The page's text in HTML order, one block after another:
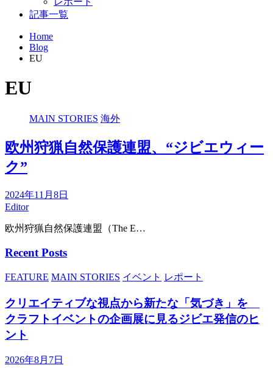
記事一覧
Home
Blog
EU
EU
MAIN STORIES 海外
欧州狩猟自然保護連盟、“ジビエウィー
ク”
2024年11月8日
Editor
欧州狩猟自然保護連盟（The E…
Recent Posts
FEATURE MAIN STORIES イベント レポート
クリエイティブな視点から新たな「気づき」を
クラフトイベントの企画展に見るジビエ発信のヒ
ント
2026年8月7日